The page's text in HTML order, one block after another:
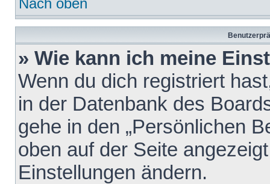
Nach oben
» Wie kann ich meine
Wenn du dich registriert
in der Datenbank des
gehe in den „Persönlichen
oben auf der Seite
Einstellungen ändern.